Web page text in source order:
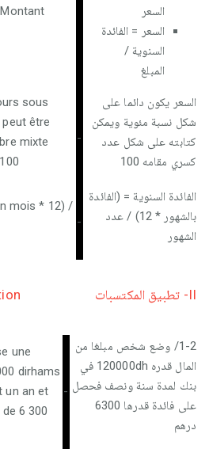
السعر
السعر = الفائدة
السنوية /
المبلغ
sous
être
mixte
-
السعر يكون دائما على
شكل نسبة مئوية ويمكن
كتابته على شكل عدد
كسري مقامه 100
mois * 12) /
-
الفائدة السنوية = (الفائدة
بالشهور * 12) / عدد
الشهور
II- تطبيق المكتسبات
une
dirhams
un an et
6 300
-
1-2/ وضع شخص مبلغا من
المال قدره 120000dh في
بنك لمدة سنة ونصف فحصل
على فائدة قدرها 6300
درهم